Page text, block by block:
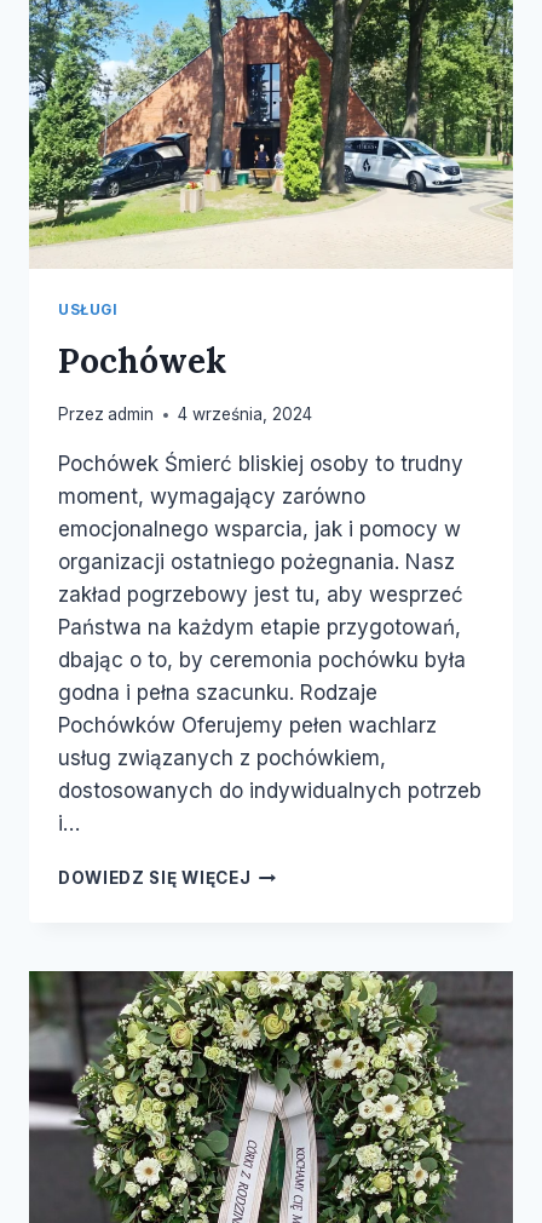
USŁUGI
Pochówek
Przez admin 4 września, 2024
Pochówek Śmierć bliskiej osoby to trudny
moment, wymagający zarówno
emocjonalnego wsparcia, jak i pomocy w
organizacji ostatniego pożegnania. Nasz
zakład pogrzebowy jest tu, aby wesprzeć
Państwa na każdym etapie przygotowań,
dbając o to, by ceremonia pochówku była
godna i pełna szacunku. Rodzaje
Pochówków Oferujemy pełen wachlarz
usług związanych z pochówkiem,
dostosowanych do indywidualnych potrzeb
i…
DOWIEDZ SIĘ WIĘCEJ